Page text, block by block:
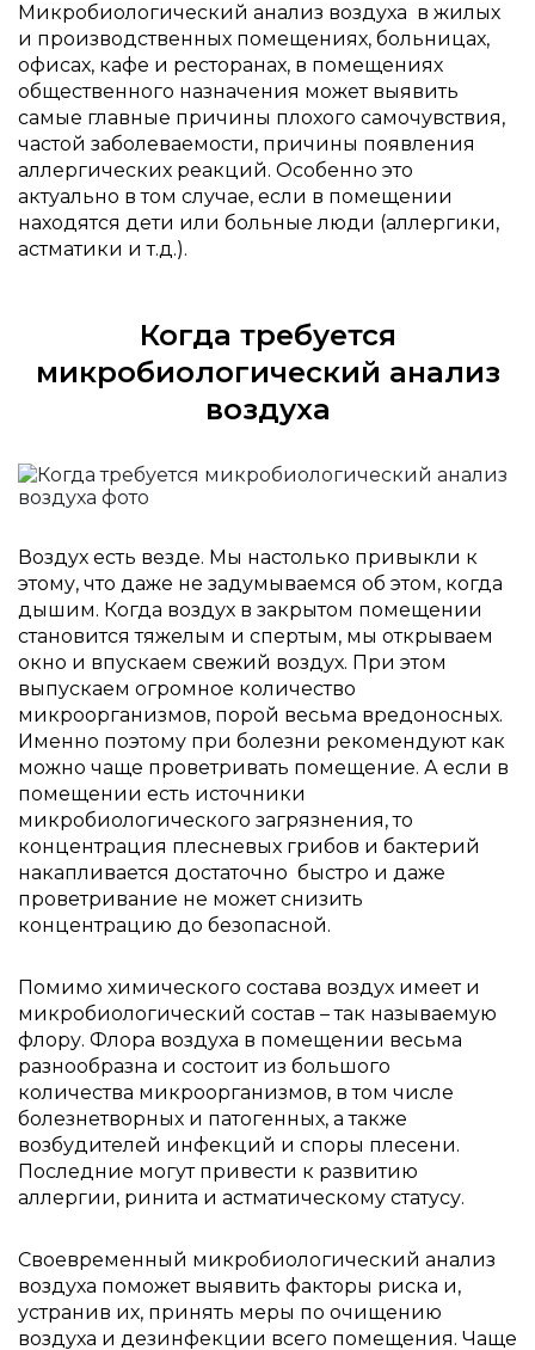
Микробиологический анализ воздуха в жилых
и производственных помещениях, больницах,
офисах, кафе и ресторанах, в помещениях
общественного назначения может выявить
самые главные причины плохого самочувствия,
частой заболеваемости, причины появления
аллергических реакций. Особенно это
актуально в том случае, если в помещении
находятся дети или больные люди (аллергики,
астматики и т.д.).
Когда требуется
микробиологический анализ
воздуха
Воздух есть везде. Мы настолько привыкли к
этому, что даже не задумываемся об этом, когда
дышим. Когда воздух в закрытом помещении
становится тяжелым и спертым, мы открываем
окно и впускаем свежий воздух. При этом
выпускаем огромное количество
микроорганизмов, порой весьма вредоносных.
Именно поэтому при болезни рекомендуют как
можно чаще проветривать помещение. А если в
помещении есть источники
микробиологического загрязнения, то
концентрация плесневых грибов и бактерий
накапливается достаточно быстро и даже
проветривание не может снизить
концентрацию до безопасной.
Помимо химического состава воздух имеет и
микробиологический состав – так называемую
флору. Флора воздуха в помещении весьма
разнообразна и состоит из большого
количества микроорганизмов, в том числе
болезнетворных и патогенных, а также
возбудителей инфекций и споры плесени.
Последние могут привести к развитию
аллергии, ринита и астматическому статусу.
Своевременный микробиологический анализ
воздуха поможет выявить факторы риска и,
устранив их, принять меры по очищению
воздуха и дезинфекции всего помещения. Чаще